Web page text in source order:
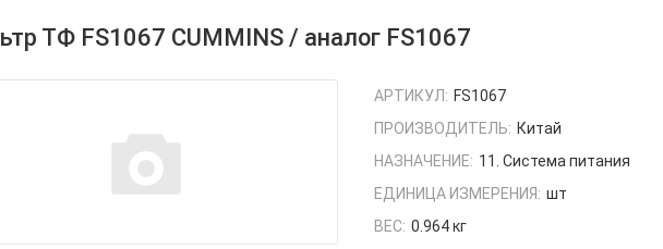
ТФ FS1067 CUMMINS / аналог FS1067
АРТИКУЛ: FS1067
ПРОИЗВОДИТЕЛЬ: Китай
НАЗНАЧЕНИЕ: 11. Система питания
ЕДИНИЦА ИЗМЕРЕНИЯ: шт
ВЕС: 0.964 кг